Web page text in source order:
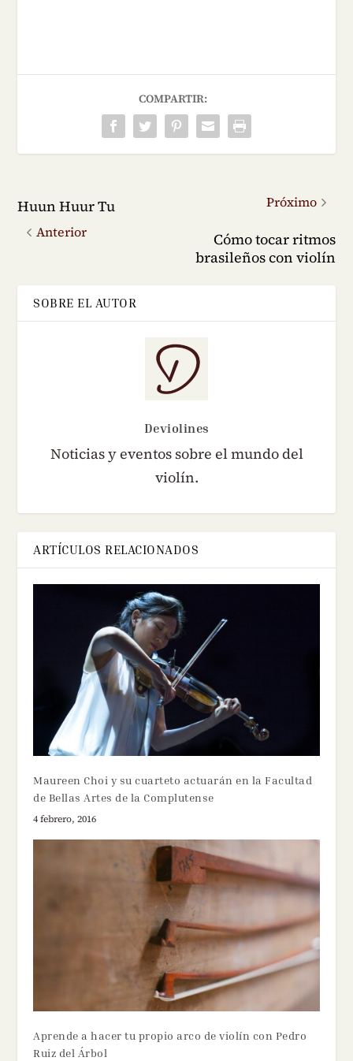
COMPARTIR:
Huun Huur Tu
Anterior
Próximo
Cómo tocar ritmos
brasileños con violín
SOBRE EL AUTOR
Deviolines
Noticias y eventos sobre el mundo del
violín.
ARTÍCULOS RELACIONADOS
Maureen Choi y su cuarteto actuarán en la Facultad
de Bellas Artes de la Complutense
4 febrero, 2016
Aprende a hacer tu propio arco de violín con Pedro
Ruiz del Árbol